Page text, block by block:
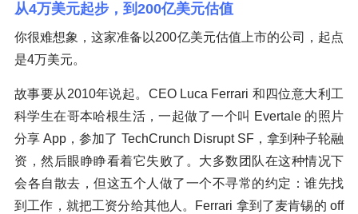
从4万美元起步，到200亿美元估值
你很难想象，这家准备以200亿美元估值上市的公司，起点
是4万美元。
故事要从2010年说起。CEO Luca Ferrari 和四位意大利工
科学生在哥本哈根生活，一起做了一个叫 Evertale 的照片
分享 App，参加了 TechCrunch Disrupt SF，拿到种子轮融
资，然后眼睁睁看着它失败了。大多数团队在这种情况下
会各自散去，但这五个人做了一个不寻常的约定：谁先找
到工作，就把工资分给其他人。Ferrari 拿到了麦肯锡的 off